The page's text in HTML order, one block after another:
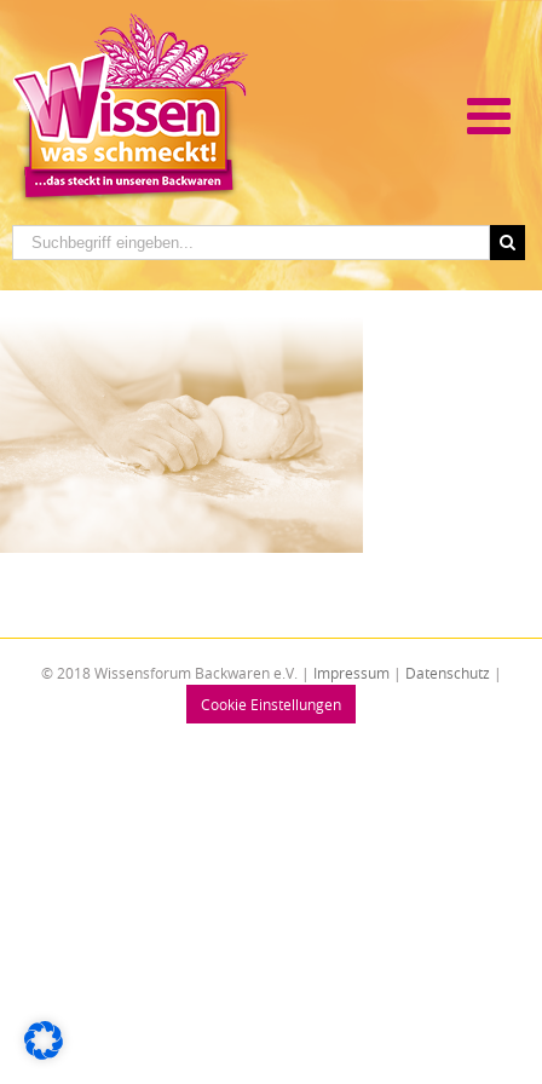
© 2018 Wissensforum Backwaren e.V. | Impressum| Datenschutz |
Cookie Einstellungen